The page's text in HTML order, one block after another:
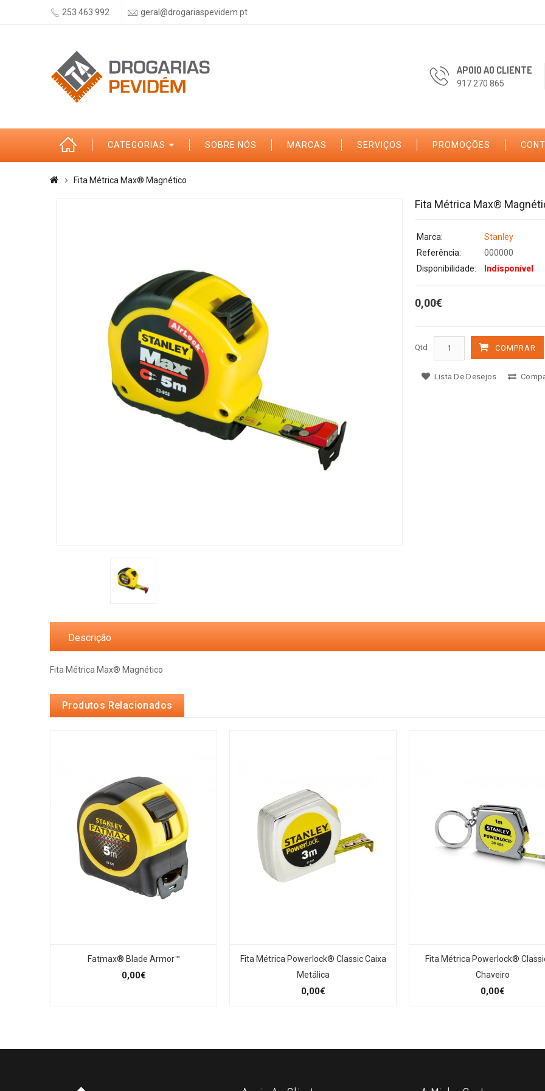
253 463 992 geral@drogariaspevidem.pt
APOIO AO CLIENTE
917 270 865
CATEGORIAS SOBRE NÓS MARCAS SERVIÇOS PROMOÇÕES
Fita Métrica Max® Magnético
Fita Métrica Max®
Marca:
Stanley
Referência:
000000
Disponibilidade:
Indisponível
0,00€
Qtd COMPRAR
Lista De Desejos
Descrição
Fita Métrica Max® Magnético
Produtos Relacionados
Fatmax® Blade Armor™
0,00€
Fita Métrica Powerlock® Classic Caixa
Metálica
0,00€
Fita Métrica Powerlock®
Chaveiro
0,00€